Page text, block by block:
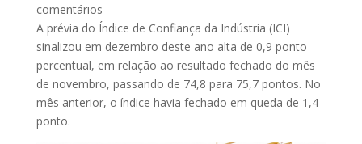
comentários
A prévia do Índice de Confiança da Indústria (ICI)
sinalizou em dezembro deste ano alta de 0,9 ponto
percentual, em relação ao resultado fechado do mês
de novembro, passando de 74,8 para 75,7 pontos. No
mês anterior, o índice havia fechado em queda de 1,4
ponto.